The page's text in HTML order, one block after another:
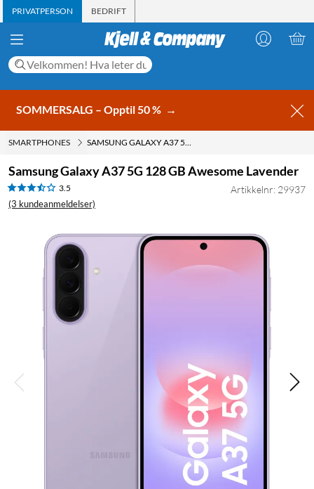
PRIVATPERSON BEDRIFT
SOMMERSALG – Opptil 50 % →
SMARTPHONES SAMSUNG GALAXY A37 5G 128 GB AWESOME LAVENDER
Samsung Galaxy A37 5G 128 GB Awesome Lavender
3.5
(3 kundeanmeldelser)
Artikkelnr: 29937